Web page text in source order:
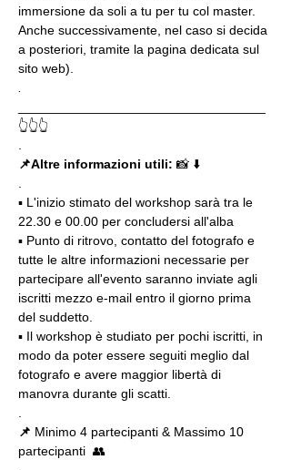
immersione da soli a tu per tu col master.
Anche successivamente, nel caso si decida
a posteriori, tramite la pagina dedicata sul
sito web).
👆👆👆
📌Altre informazioni utili: 📸 ⬇️
▪️ L'inizio stimato del workshop sarà tra le
22.30 e 00.00 per concludersi all'alba
▪️ Punto di ritrovo, contatto del fotografo e
tutte le altre informazioni necessarie per
partecipare all'evento saranno inviate agli
iscritti mezzo e-mail entro il giorno prima
del suddetto.
▪️ Il workshop è studiato per pochi iscritti, in
modo da poter essere seguiti meglio dal
fotografo e avere maggior libertà di
manovra durante gli scatti.
📌 Minimo 4 partecipanti & Massimo 10
partecipanti  👥